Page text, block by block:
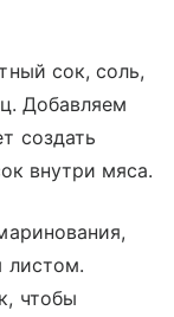
сок, соль,
Добавляем
создать
внутри мяса.
листом.
чтобы